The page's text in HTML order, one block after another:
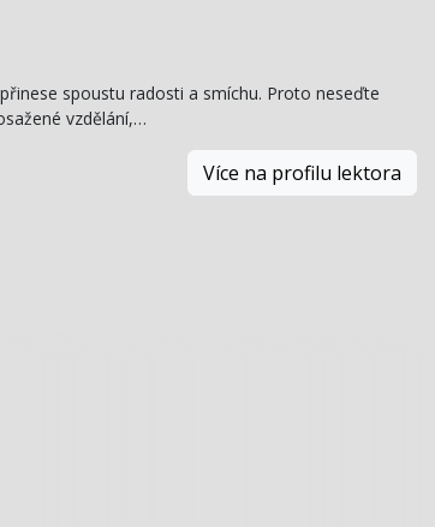
spoustu radosti a smíchu. Proto neseďte
vzdělání,…
Více na profilu lektora